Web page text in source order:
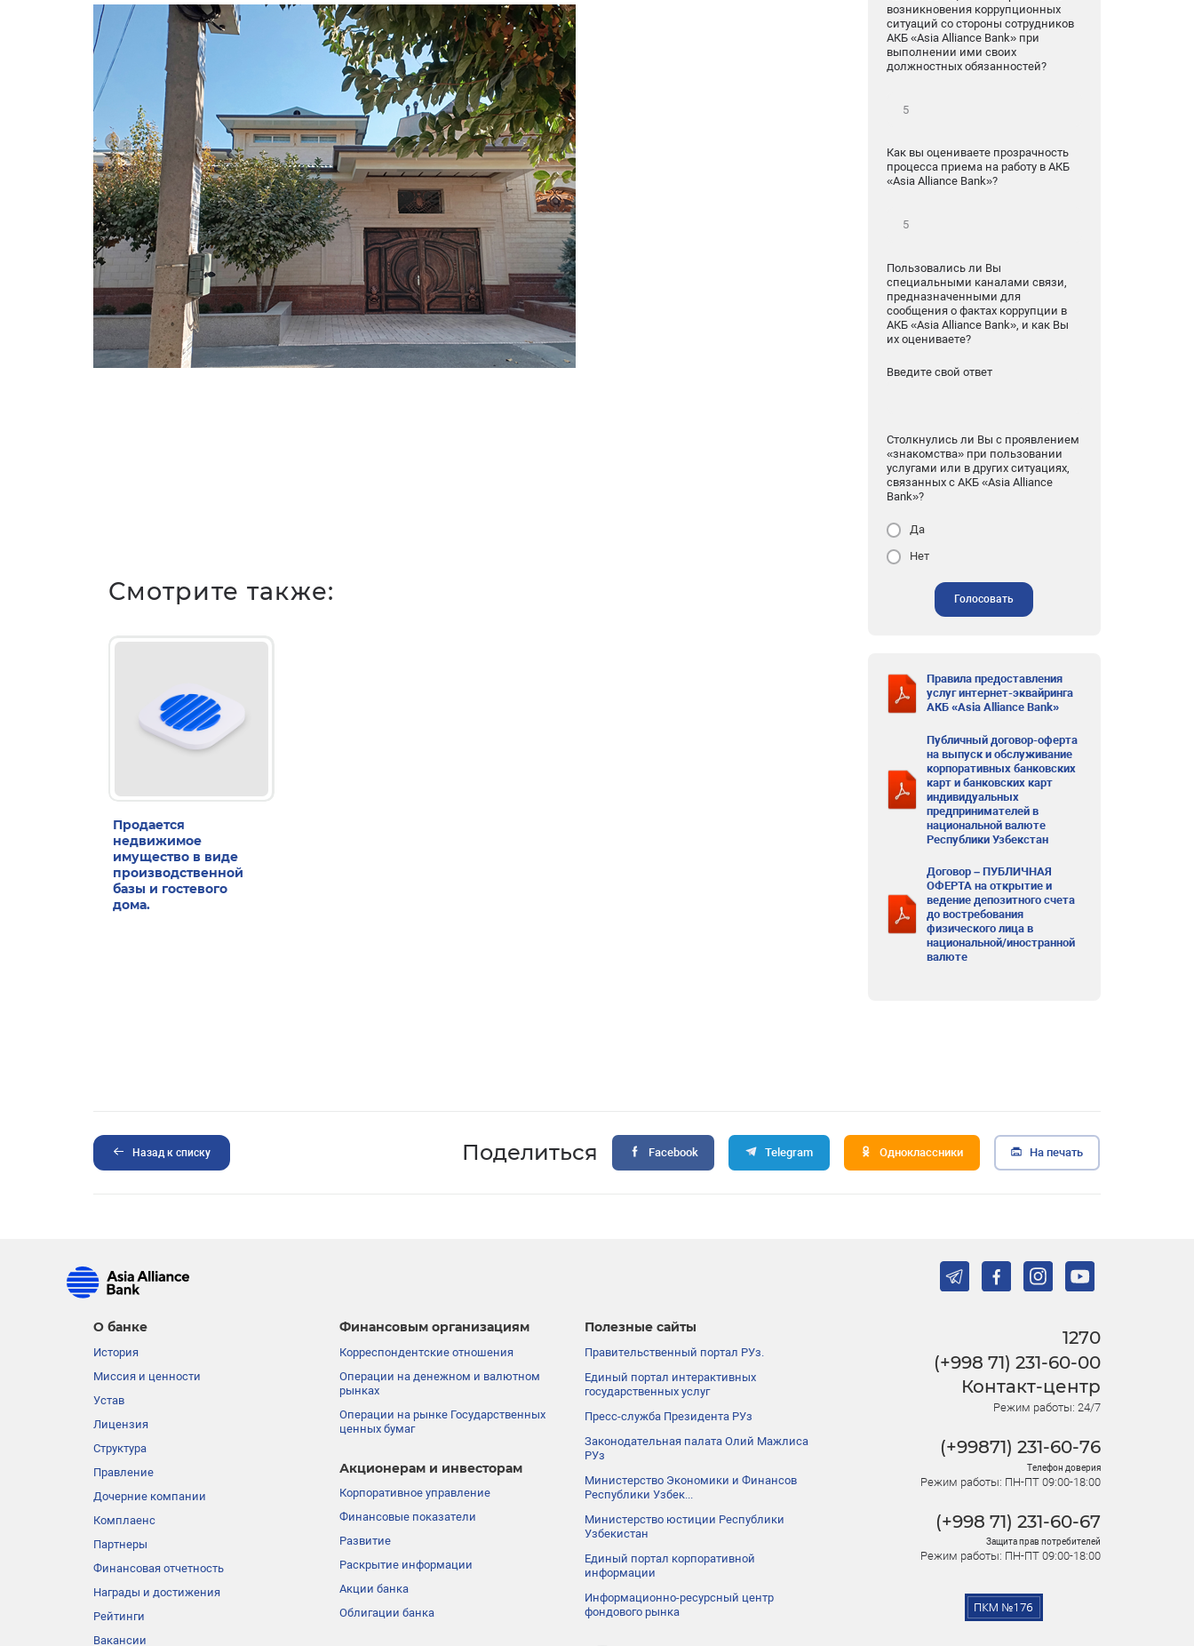
Смотрите также:
Продается
недвижимое
имущество в виде
производственной
базы и гостевого
дома.
возникновения коррупционных
ситуаций со стороны сотрудников
АКБ «Asia Alliance Bank» при
выполнении ими своих
должностных обязанностей?
Как вы оцениваете прозрачность
процесса приема на работу в АКБ
«Asia Alliance Bank»?
Пользовались ли Вы
специальными каналами связи,
предназначенными для
сообщения о фактах коррупции в
АКБ «Asia Alliance Bank», и как Вы
их оцениваете?
Введите свой ответ
Столкнулись ли Вы с проявлением
«знакомства» при пользовании
услугами или в других ситуациях,
связанных с АКБ «Asia Alliance
Bank»?
Да
Нет
Голосовать
Правила предоставления
услуг интернет-эквайринга
АКБ «Asia Alliance Bank»
Публичный договор-оферта
на выпуск и обслуживание
корпоративных банковских
карт и банковских карт
индивидуальных
предпринимателей в
национальной валюте
Республики Узбекстан
Договор – ПУБЛИЧНАЯ
ОФЕРТА на открытие и
ведение депозитного счета
до востребования
физического лица в
национальной/иностранной
валюте
Назад к списку Поделиться Facebook Telegram Одноклассники На печать
О банке
История
Миссия и ценности
Устав
Лицензия
Структура
Правление
Дочерние компании
Комплаенс
Партнеры
Финансовая отчетность
Награды и достижения
Рейтинги
Вакансии
Финансовым организациям
Корреспондентские отношения
Операции на денежном и валютном
рынках
Операции на рынке Государственных
ценных бумаг
Акционерам и инвесторам
Корпоративное управление
Финансовые показатели
Развитие
Раскрытие информации
Акции банка
Облигации банка
Полезные сайты
Правительственный портал РУз.
Единый портал интерактивных
государственных услуг
Пресс-служба Президента РУз
Законодательная палата Олий Мажлиса
РУз
Министерство Экономики и Финансов
Республики Узбек...
Министерство юстиции Республики
Узбекистан
Единый портал корпоративной
информации
Информационно-ресурсный центр
фондового рынка
1270
(+998 71) 231-60-00
Контакт-центр
Режим работы: 24/7
(+99871) 231-60-76
Телефон доверия
Режим работы: ПН-ПТ 09:00-18:00
(+998 71) 231-60-67
Защита прав потребителей
Режим работы: ПН-ПТ 09:00-18:00